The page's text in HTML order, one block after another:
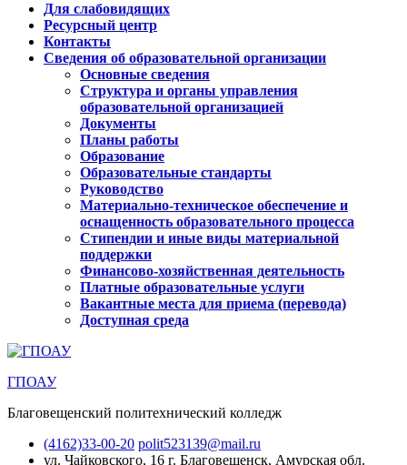
Для слабовидящих
Ресурсный центр
Контакты
Сведения об образовательной организации
Основные сведения
Структура и органы управления
образовательной организацией
Документы
Планы работы
Образование
Образовательные стандарты
Руководство
Материально-техническое обеспечение и
оснащенность образовательного процесса
Стипендии и иные виды материальной
поддержки
Финансово-хозяйственная деятельность
Платные образовательные услуги
Вакантные места для приема (перевода)
Доступная среда
ГПОАУ
Благовещенский политехнический колледж
(4162)33-00-20 polit523139@mail.ru
ул. Чайковского, 16 г. Благовещенск, Амурская обл.